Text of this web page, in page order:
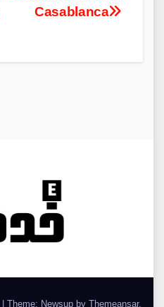
Casablanca
Theme: Newsup by Themeansar.